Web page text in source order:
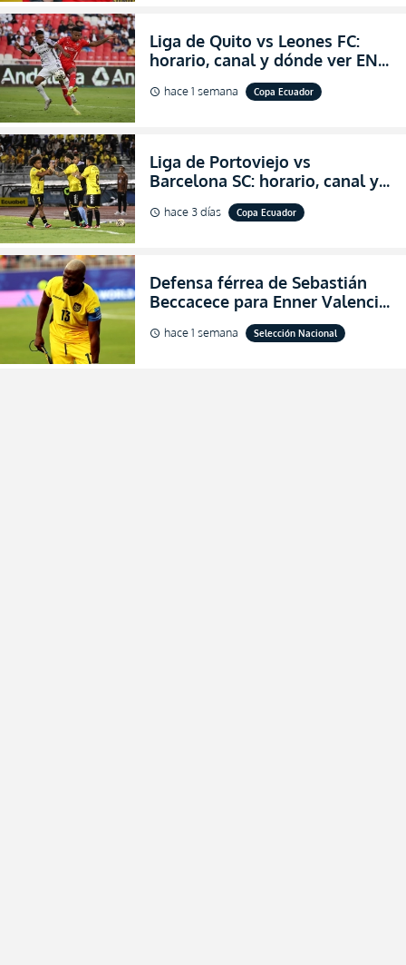
Liga de Quito vs Leones FC:
horario, canal y dónde ver EN
VIVO los octavos de final de la
Copa Ecuador 2026
schedule hace 1 semana Copa Ecuador
Liga de Portoviejo vs
Barcelona SC: horario, canal y
dónde ver EN VIVO los octavos
de final de la Copa Ecuador
schedule hace 3 días Copa Ecuador
Defensa férrea de Sebastián
Beccacece para Enner Valencia
al indicar que era el hombre
indicado para Ecuador
schedule hace 1 semana Selección Nacional